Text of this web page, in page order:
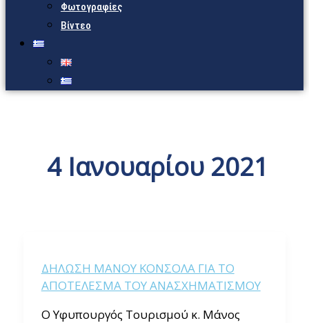
Φωτογραφίες
Βίντεο
4 Ιανουαρίου 2021
ΔΗΛΩΣΗ ΜΑΝΟΥ ΚΟΝΣΟΛΑ ΓΙΑ ΤΟ
ΑΠΟΤΕΛΕΣΜΑ ΤΟΥ ΑΝΑΣΧΗΜΑΤΙΣΜΟΥ
Ο Υφυπουργός Τουρισμού κ. Μάνος